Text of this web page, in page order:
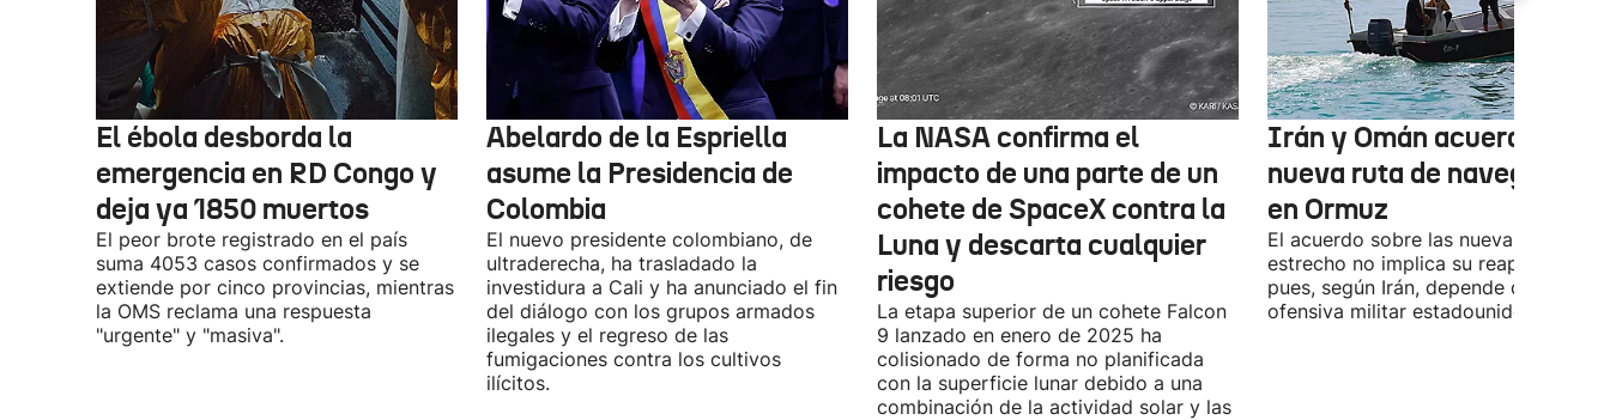
El ébola desborda la
emergencia en RD Congo y
deja ya 1850 muertos
El peor brote registrado en el país
suma 4053 casos confirmados y se
extiende por cinco provincias, mientras
la OMS reclama una respuesta
"urgente" y "masiva".
Abelardo de la Espriella
asume la Presidencia de
Colombia
El nuevo presidente colombiano, de
ultraderecha, ha trasladado la
investidura a Cali y ha anunciado el fin
del diálogo con los grupos armados
ilegales y el regreso de las
fumigaciones contra los cultivos
ilícitos.
La NASA confirma el
impacto de una parte de un
cohete de SpaceX contra la
Luna y descarta cualquier
riesgo
La etapa superior de un cohete Falcon
9 lanzado en enero de 2025 ha
colisionado de forma no planificada
con la superficie lunar debido a una
combinación de la actividad solar y las
Irán y Omán acuerdan una
nueva ruta de navegación
en Ormuz
El acuerdo sobre las nueva ruta por
estrecho no implica su reapertura,
pues, según Irán, depende de la
ofensiva militar estadounidense-